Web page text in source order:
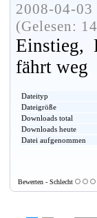
2008-04-
(Gelesen:
Einstieg,
fährt weg
Dateityp
Dateigröße
Downloads total
Downloads heute
Datei aufgenommen
Bewerten - Schlecht